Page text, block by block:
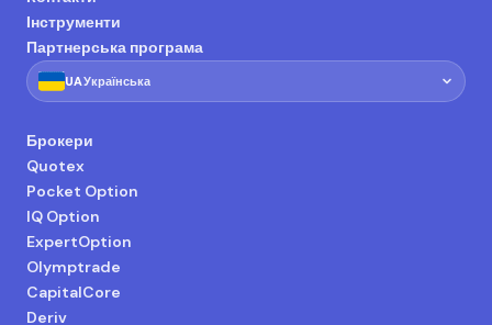
Інструменти
Партнерська програма
🇺🇦UAУкраїнська
Брокери
Quotex
Pocket Option
IQ Option
ExpertOption
Olymptrade
CapitalCore
Deriv